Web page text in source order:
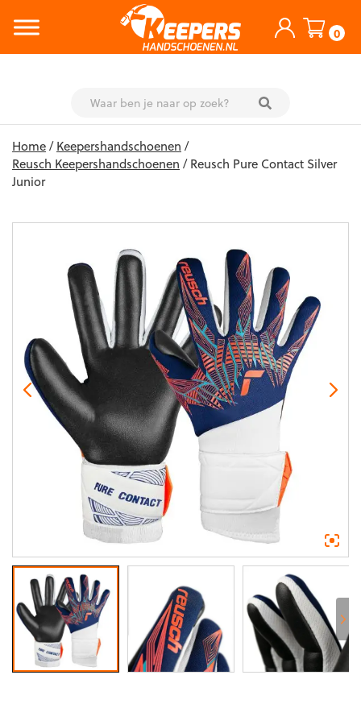
0
content
Home/Keepershandschoenen /
Reusch Keepershandschoenen / Reusch Pure Contact Silver
Junior